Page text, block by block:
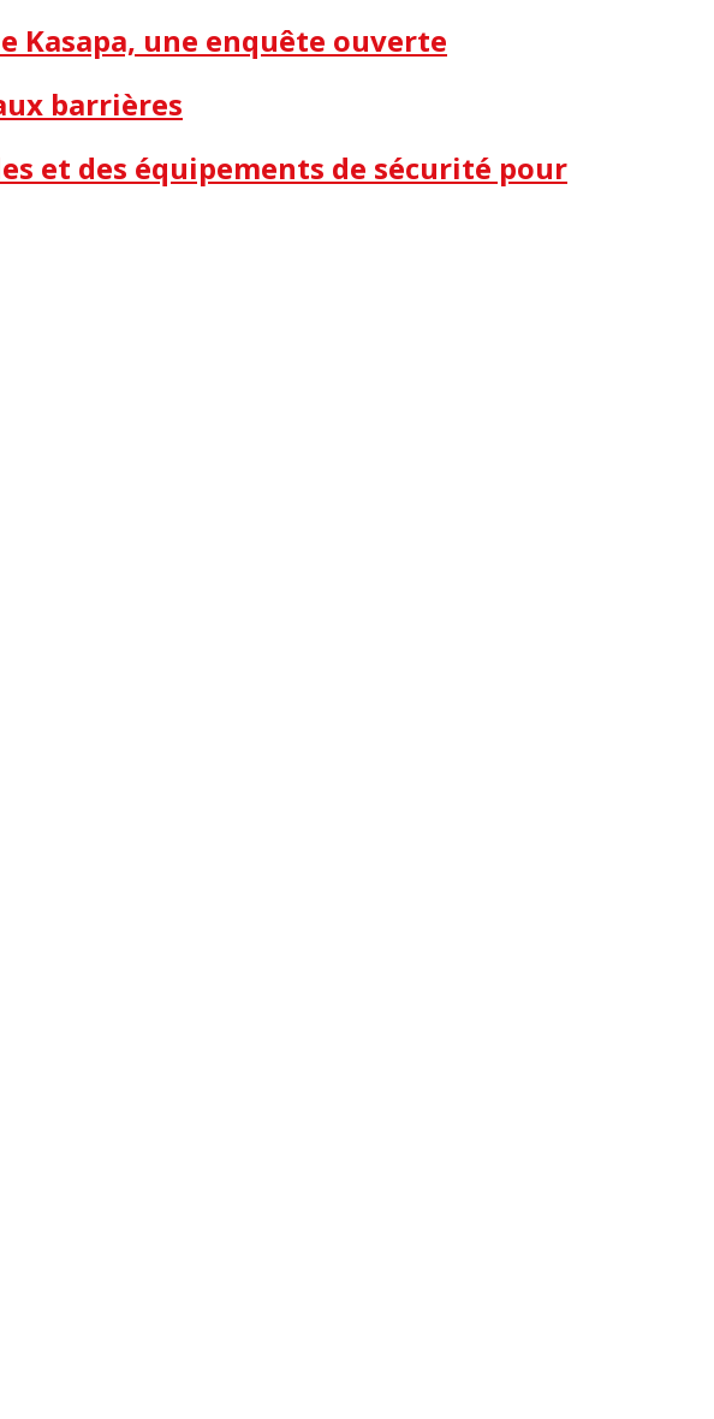
Kasapa, une enquête ouverte
barrières
et des équipements de sécurité pour